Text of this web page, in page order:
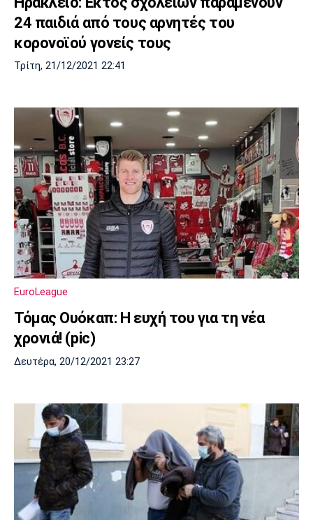
24 παιδιά από τους αρνητές του
κορονοϊού γονείς τους
Τρίτη, 21/12/2021 22:41
EuroLeague
Τόμας Ουόκαπ: Η ευχή του για τη νέα
χρονιά! (pic)
Δευτέρα, 20/12/2021 23:27